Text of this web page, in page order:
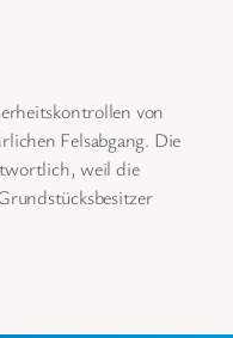
von
Felsabgang. Die
weil die